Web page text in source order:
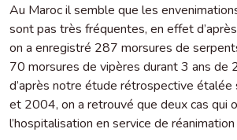
Au Maroc il semble que les
sont pas très fréquentes, en effet
on a enregistré 287 morsures de
70 morsures de vipères durant 3 ans
d’après notre étude rétrospective
et 2004, on a retrouvé que deux cas qui
l’hospitalisation en service de